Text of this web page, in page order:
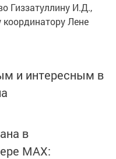
Гиззатуллину И.Д.,
Лене
и интересным в
в
MАХ: